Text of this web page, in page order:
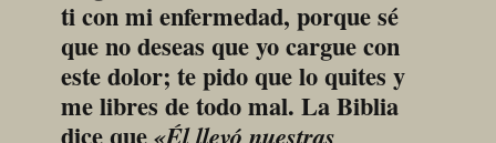
ti con mi enfermedad, porque sé
que no deseas que yo cargue con
este dolor; te pido que lo quites y
me libres de todo mal. La Biblia